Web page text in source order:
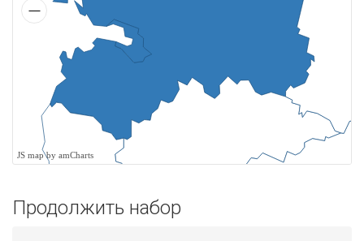
JS map by amCharts
Продолжить набор